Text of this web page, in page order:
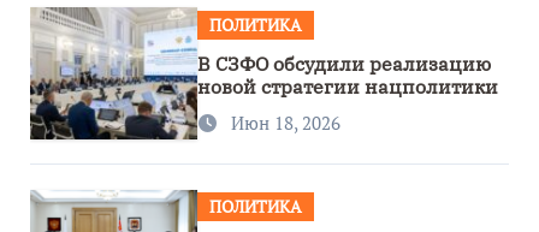
ПОЛИТИКА
В СЗФО обсудили реализацию
новой стратегии нацполитики
Июн 18, 2026
ПОЛИТИКА